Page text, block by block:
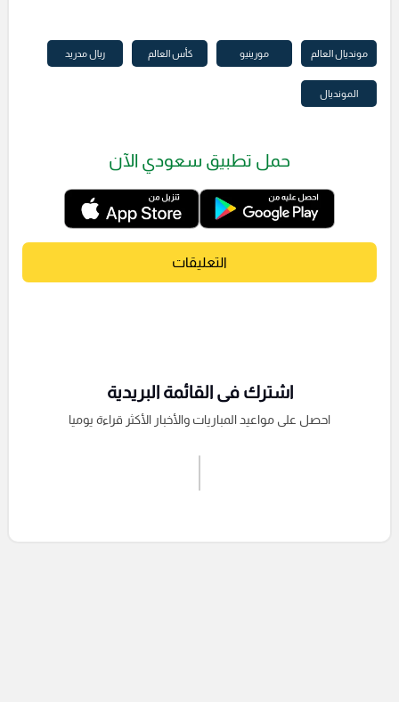
مونديال العالم مورينيو كأس العالم ريال مدريد
المونديال
حمل تطبيق سعودي الآن
التعليقات
اشترك فى القائمة البريدية
احصل على مواعيد المباريات والأخبار الأكثر قراءة يوميا